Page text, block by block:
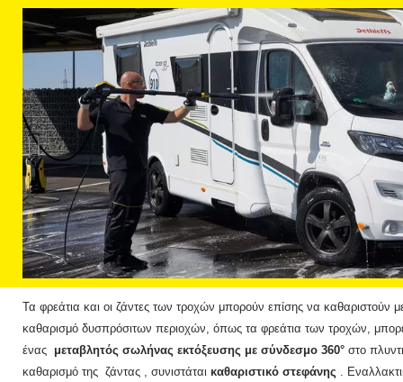
Τα φρεάτια και οι ζάντες των τροχών μπορούν επίσης να καθαριστούν
καθαρισμό δυσπρόσιτων περιοχών, όπως τα φρεάτια των τροχών,
ένας μεταβλητός σωλήνας εκτόξευσης με σύνδεσμο 360° στο
καθαρισμό της ζάντας
, συνιστάται καθαριστικό στεφάνης